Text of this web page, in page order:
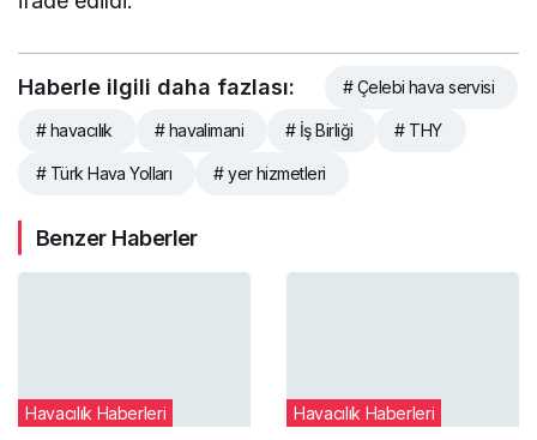
Haberle ilgili daha fazlası: # Çelebi hava servisi
# havacılık # havalimani # İş Birliği # THY
# Türk Hava Yolları # yer hizmetleri
Benzer Haberler
Havacılık Haberleri Havacılık Haberleri